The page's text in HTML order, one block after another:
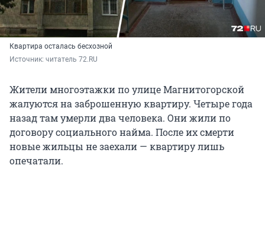
Квартира осталась бесхозной
Источник: читатель 72.RU
Жители многоэтажки по улице Магнитогорской
жалуются на заброшенную квартиру. Четыре года
назад там умерли два человека. Они жили по
договору социального найма. После их смерти
новые жильцы не заехали — квартиру лишь
опечатали.